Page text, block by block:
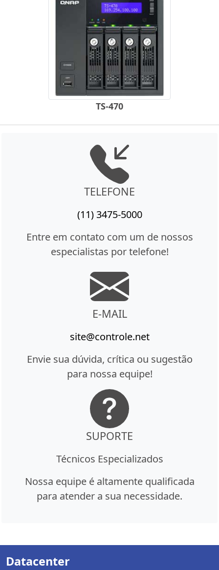
TS-470
TELEFONE
(11) 3475-5000
Entre em contato com um de nossos
especialistas por telefone!
E-MAIL
site@controle.net
Envie sua dúvida, crítica ou sugestão
para nossa equipe!
SUPORTE
Técnicos Especializados
Nossa equipe é altamente qualificada
para atender a sua necessidade.
Datacenter